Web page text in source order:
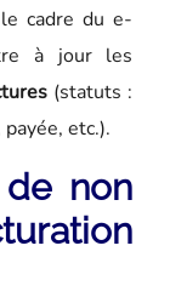
cadre du e-
à jour les
(statuts :
etc.).
de non